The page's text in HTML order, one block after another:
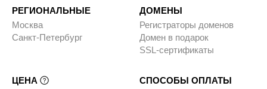
РЕГИОНАЛЬНЫЕ
Москва
Санкт-Петербург
ДОМЕНЫ
Регистраторы доменов
Домен в подарок
SSL-сертификаты
ЦЕНА
СПОСОБЫ ОПЛАТЫ